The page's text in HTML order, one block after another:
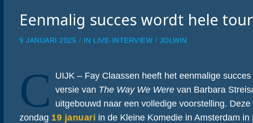
Eenmalig succes wordt hele tour
9 JANUARI 2025 IN LIVE-INTERVIEW JOLWIN
C
UIJK – Fay Claassen heeft het eenmalige
versie van The Way We Werevan Barbara
uitgebouwd naar een volledige voorstelling. Deze
zondag 19 januari in de Kleine Komedie in Amsterdam in